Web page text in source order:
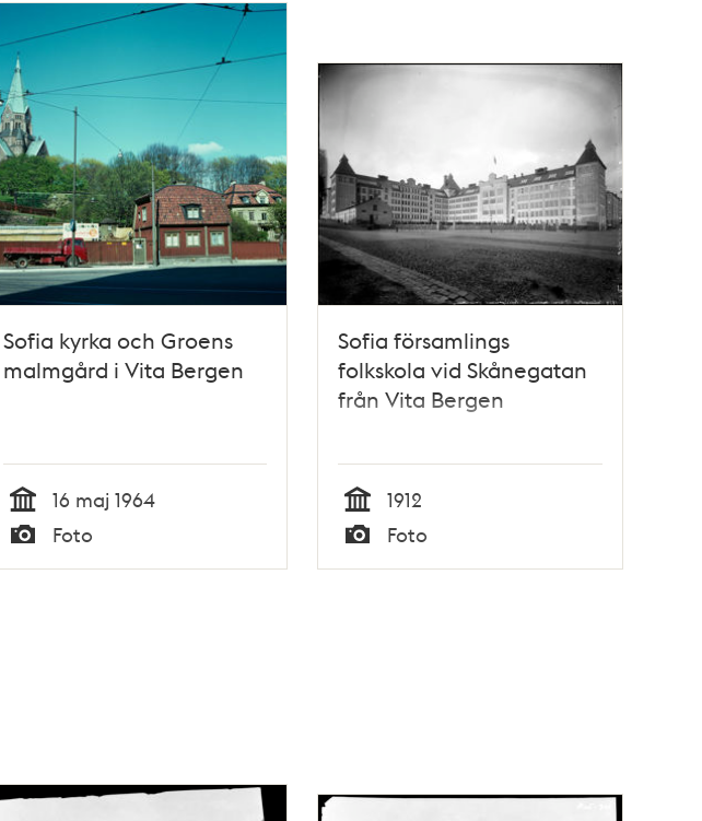
Sofia kyrka och Groens
malmgård i Vita Bergen
Tid
16 maj 1964
Typ
Foto
Sofia församlings
folkskola vid Skånegatan
från Vita Bergen
Tid
1912
Typ
Foto